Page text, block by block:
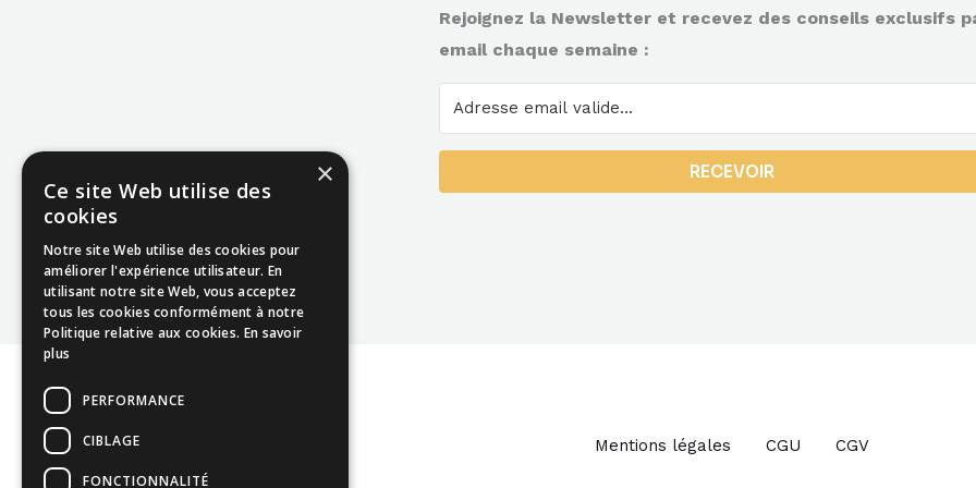
Rejoignez la Newsletter et recevez des conseils exclusifs
email chaque semaine :
RECEVOIR
Mentions légales CGU CGV
×
Ce site Web utilise des
cookies
Notre site Web utilise des cookies pour
améliorer l'expérience utilisateur. En
utilisant notre site Web, vous acceptez
tous les cookies conformément à notre
Politique relative aux cookies. En savoir
plus
PERFORMANCE
CIBLAGE
FONCTIONNALITÉ